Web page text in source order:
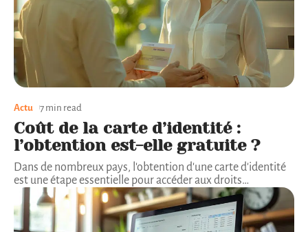
Actu 7 min read
Coût de la carte d’identité :
l’obtention est-elle gratuite ?
Dans de nombreux pays, l'obtention d'une carte d'identité
est une étape essentielle pour accéder aux droits…